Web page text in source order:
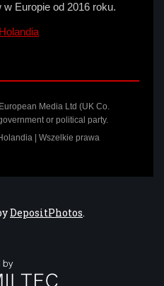
Europie od 2016 roku.
Holandia
Media Ltd (UK Co.
or political party.
| Wszelkie prawa
DepositPhotos.